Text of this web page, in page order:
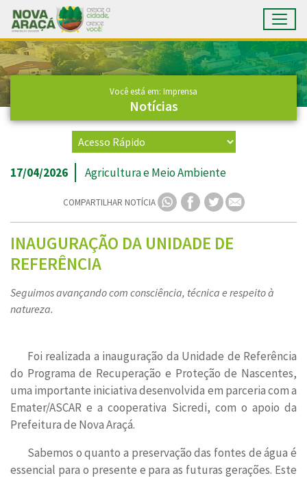
Ir para conteúdo principal
Conteúdo Principal
Você está em: Imprensa
Notícias
17/04/2026 Agricultura e Meio Ambiente
COMPARTILHAR NOTÍCIA
INAUGURAÇÃO DA UNIDADE DE
REFERÊNCIA
Seguimos avançando com consciência, técnica e respeito à
natureza.
Foi realizada a inauguração da Unidade de Referência
do Programa de Recuperação e Proteção de Nascentes,
uma importante iniciativa desenvolvida em parceria com a
Emater/ASCAR e a cooperativa Sicredi, com o apoio da
Prefeitura de Nova Araçá.
Sabemos o quanto a preservação das fontes de água é
essencial para o presente e para as futuras gerações. Este